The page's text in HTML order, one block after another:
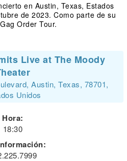
en Austin, Texas, Estados
de 2023. Como parte de su
Order Tour.
Live at The Moody
Austin, Texas, 78701,
Unidos
Hora:
18:30